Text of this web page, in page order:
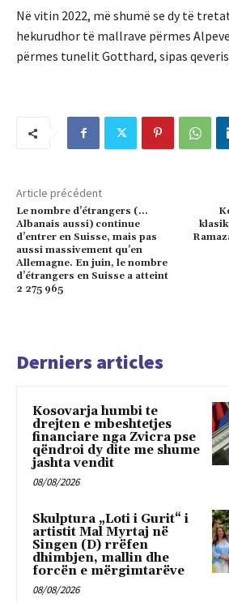
Në vitin 2022, më shumë se dy të
hekurudhor të mallrave përmes
përmes tunelit Gotthard, sipas
Article précédent
Le nombre d’étrangers (…
Albanais aussi) continue
d’entrer en Suisse, mais pas
aussi massivement qu’en
Allemagne. En juin, le nombre
d’étrangers en Suisse a atteint
2 275 965
Derniers articles
Kosovarja humbi te
drejten e mbeshtetjes
financiare nga Zvicra pse
qëndroi dy dite me shume
jashta vendit
08/08/2026
Skulptura „Loti i Gurit“ i
artistit Mal Myrtaj në
Singen (D) rrëfen
dhimbjen, mallin dhe
forcën e mërgimtarëve
08/08/2026